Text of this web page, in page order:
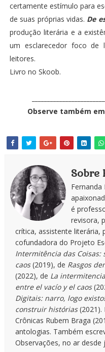
certamente estímulo para
de suas próprias vidas. De
produção literária e a
um esclarecedor foco de
leitores.
Livro no Skoob.
Observe também
Sobre
Fernanda
é
revisora,
crítica, assistente literária,
cofundadora do Projeto
Intermitência das Coisas:
caos(2019), de Rasgos
(2022), de La
entre el vacío y el caos
Digitais: narro, logo
construir histórias(2021).
Crônicas Rubem Braga
antologias. Também
Observações, no ar desde